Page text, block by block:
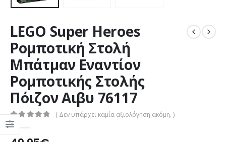
LEGO Super Heroes
Ρομποτική Στολή
Μπάτμαν Εναντίον
Ρομποτικής Στολής
Πόιζον Αιβυ 76117
0
( Δεν υπάρχει καμία αξιολόγηση ακόμη. )